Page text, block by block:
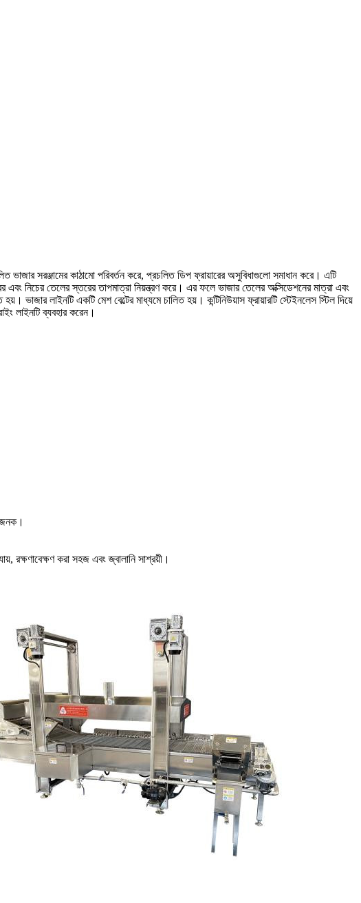
ভাজার সরঞ্জামের কাঠামো পরিবর্তন করে, প্রচলিত ডিপ ফ্রায়ারের অসুবিধাগুলো সমাধান করে। এটি
নিচের তেলের স্তরের তাপমাত্রা নিয়ন্ত্রণ করে। এর ফলে ভাজার তেলের অক্সিডেশনের মাত্রা এবং
ভাজার লাইনটি একটি মেশ বেল্টের মাধ্যমে চালিত হয়। কন্টিনিউয়াস ফ্রায়ারটি স্টেইনলেস স্টিল দিয়ে
লাইনটি ব্যবহার করেন।
রক্ষণাবেক্ষণ করা সহজ এবং জ্বালানি সাশ্রয়ী।